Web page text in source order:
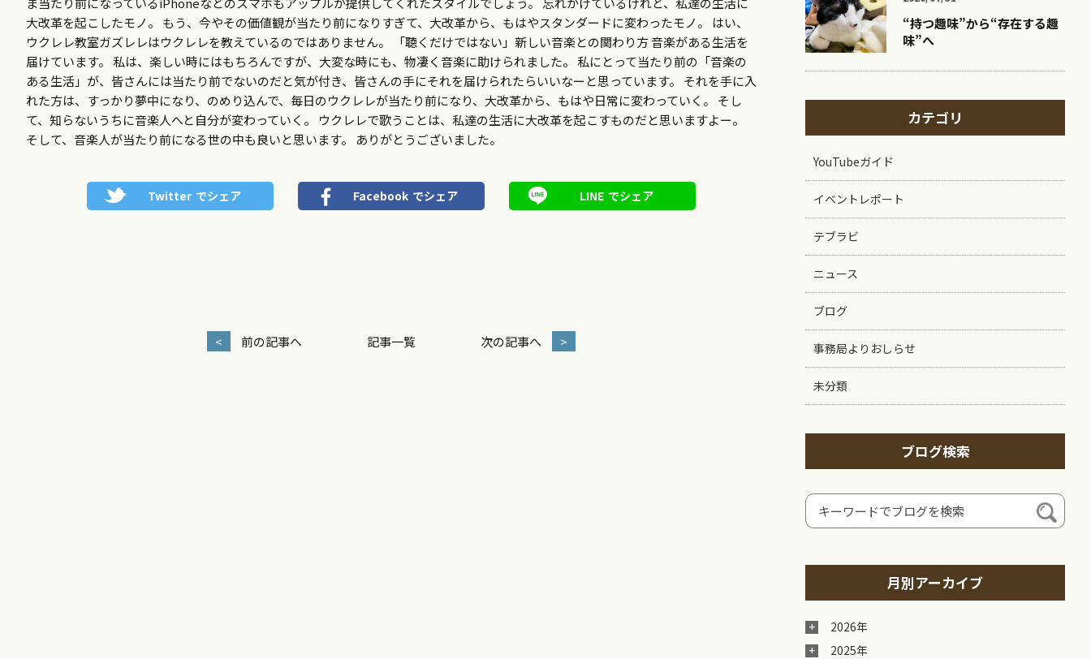
大改革を起こしたモノ。 もう、今やその価値観が当たり前になりすぎて、大改革から、もはやスタンダードに変わったモノ。 はい、
ウクレレ教室ガズレレはウクレレを教えているのではありません。 「聴くだけではない」新しい音楽との関わり方 音楽がある生活を
届けています。 私は、楽しい時にはもちろんですが、大変な時にも、物凄く音楽に助けられました。 私にとって当たり前の「音楽の
ある生活」が、皆さんには当たり前でないのだと気が付き、皆さんの手にそれを届けられたらいいなーと思っています。 それを手に入
れた方は、すっかり夢中になり、のめり込んで、毎日のウクレレが当たり前になり、大改革から、もはや日常に変わっていく。 そし
て、知らないうちに音楽人へと自分が変わっていく。 ウクレレで歌うことは、私達の生活に大改革を起こすものだと思いますよー。
そして、音楽人が当たり前になる世の中も良いと思います。 ありがとうございました。
Twitter でシェア Facebook でシェア LINE でシェア
< 前の記事へ 記事一覧 次の記事へ >
“持つ趣味”から“存在する趣
味”へ
カテゴリ
YouTubeガイド
イベントレポート
テブラビ
ニュース
ブログ
事務局よりおしらせ
未分類
ブログ検索
月別アーカイブ
2026年
2025年